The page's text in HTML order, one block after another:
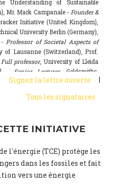
Understanding of Sustainable
Mr. Mark Campanale -Founder &
Initiative (United Kingdom),
University Berlin (Germany),
-Professor of Societal Aspects of
of Lausanne (Switzerland), Prof.
Full professor, University of Lleida
-
Senior Lecturer, Goldsmiths,
Kingdom), Prof. Dominique
Director & Professor, Arctic
(Spain), Dr. Alain Grandjean
Fell -President, Energy Watch
Butler-Sloss -Founder of the
energy prize in the UK
Kingdom), Dr. Kyla Tienhaara -
Economy and Environment,
Signez la lettre ouverte
|
Tous les signataires
INITIATIVE
l'énergie (TCE) protège les
dans les fossiles et fait
vers une énergie